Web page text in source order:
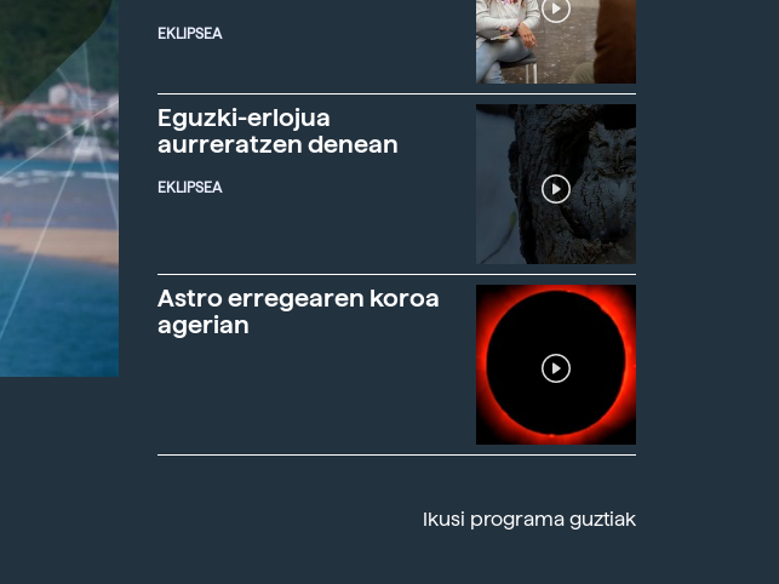
EKLIPSEA
Eguzki-erlojua
aurreratzen denean
EKLIPSEA
Astro erregearen koroa
agerian
Ikusi programa guztiak